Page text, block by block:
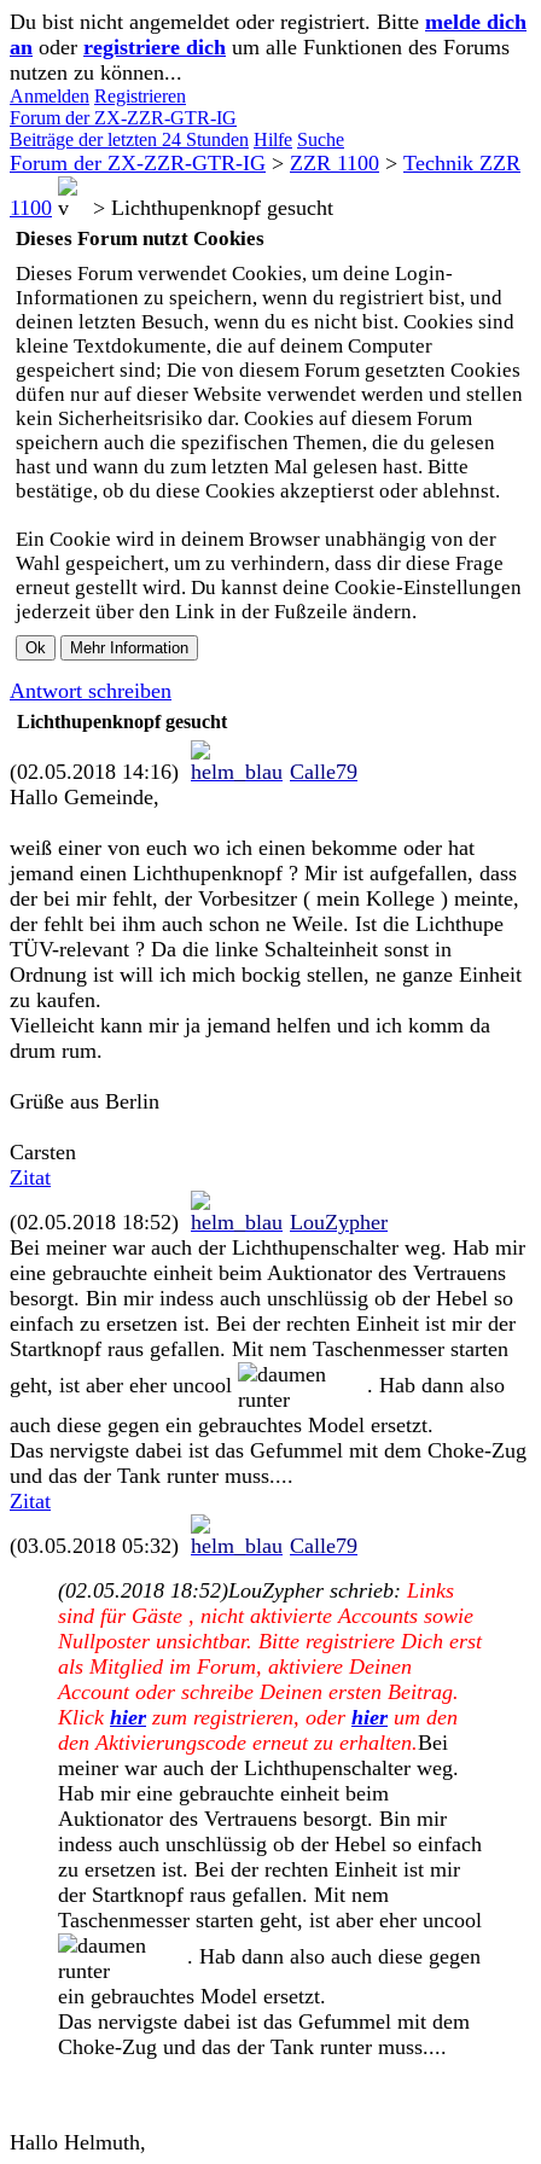
Du bist nicht angemeldet oder registriert. Bitte melde dich
an oder registriere dich um alle Funktionen des Forums
nutzen zu können...
Anmelden Registrieren
Forum der ZX-ZZR-GTR-IG
Beiträge der letzten 24 Stunden Hilfe Suche
Forum der ZX-ZZR-GTR-IG > ZZR 1100 > Technik ZZR
1100
> Lichthupenknopf gesucht
Dieses Forum nutzt Cookies
Dieses Forum verwendet Cookies, um deine Login-
Informationen zu speichern, wenn du registriert bist, und
deinen letzten Besuch, wenn du es nicht bist. Cookies sind
kleine Textdokumente, die auf deinem Computer
gespeichert sind; Die von diesem Forum gesetzten Cookies
düfen nur auf dieser Website verwendet werden und stellen
kein Sicherheitsrisiko dar. Cookies auf diesem Forum
speichern auch die spezifischen Themen, die du gelesen
hast und wann du zum letzten Mal gelesen hast. Bitte
bestätige, ob du diese Cookies akzeptierst oder ablehnst.
Ein Cookie wird in deinem Browser unabhängig von der
Wahl gespeichert, um zu verhindern, dass dir diese Frage
erneut gestellt wird. Du kannst deine Cookie-Einstellungen
jederzeit über den Link in der Fußzeile ändern.
Antwort schreiben
Lichthupenknopf gesucht
(02.05.2018 14:16)
Calle79
Hallo Gemeinde,
weiß einer von euch wo ich einen bekomme oder hat
jemand einen Lichthupenknopf ? Mir ist aufgefallen, dass
der bei mir fehlt, der Vorbesitzer ( mein Kollege ) meinte,
der fehlt bei ihm auch schon ne Weile. Ist die Lichthupe
TÜV-relevant ? Da die linke Schalteinheit sonst in
Ordnung ist will ich mich bockig stellen, ne ganze Einheit
zu kaufen.
Vielleicht kann mir ja jemand helfen und ich komm da
drum rum.
Grüße aus Berlin
Carsten
Zitat
(02.05.2018 18:52)
LouZypher
Bei meiner war auch der Lichthupenschalter weg. Hab mir
eine gebrauchte einheit beim Auktionator des Vertrauens
besorgt. Bin mir indess auch unschlüssig ob der Hebel so
einfach zu ersetzen ist. Bei der rechten Einheit ist mir der
Startknopf raus gefallen. Mit nem Taschenmesser starten
geht, ist aber eher uncool
. Hab dann also
auch diese gegen ein gebrauchtes Model ersetzt.
Das nervigste dabei ist das Gefummel mit dem Choke-Zug
und das der Tank runter muss....
Zitat
(03.05.2018 05:32)
Calle79
(02.05.2018 18:52)LouZypher schrieb: Links
sind für Gäste , nicht aktivierte Accounts sowie
Nullposter unsichtbar. Bitte registriere Dich erst
als Mitglied im Forum, aktiviere Deinen
Account oder schreibe Deinen ersten Beitrag.
Klick hier zum registrieren, oder hier um den
den Aktivierungscode erneut zu erhalten.Bei
meiner war auch der Lichthupenschalter weg.
Hab mir eine gebrauchte einheit beim
Auktionator des Vertrauens besorgt. Bin mir
indess auch unschlüssig ob der Hebel so einfach
zu ersetzen ist. Bei der rechten Einheit ist mir
der Startknopf raus gefallen. Mit nem
Taschenmesser starten geht, ist aber eher uncool
. Hab dann also auch diese gegen
ein gebrauchtes Model ersetzt.
Das nervigste dabei ist das Gefummel mit dem
Choke-Zug und das der Tank runter muss....
Hallo Helmuth,